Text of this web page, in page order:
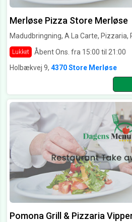
Merløse Pizza Store Merløse
Madudbringning, A La Carte, Pizzaria,
Lukket
Åbent Ons. fra 15:00 til 21:00
Holbækvej 9, 4370 Store Merløse
Pomona Grill & Pizzaria